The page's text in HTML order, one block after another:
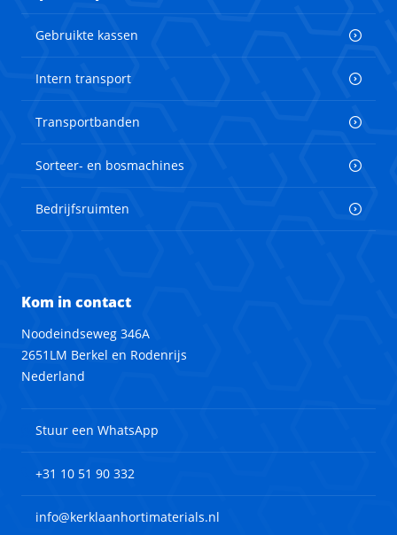
Gebruikte kassen
Intern transport
Transportbanden
Sorteer- en bosmachines
Bedrijfsruimten
Kom in contact
Noodeindseweg 346A
2651LM Berkel en Rodenrijs
Nederland
Stuur een WhatsApp
+31 10 51 90 332
info@kerklaanhortimaterials.nl